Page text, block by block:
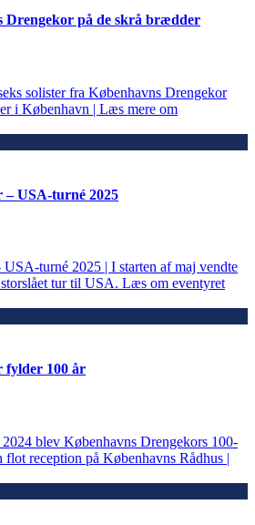
Drengekor på de skrå brædder
solister fra Københavns Drengekor
i København | Læs mere om
– USA-turné 2025
turné 2025 | I starten af maj vendte
tur til USA. Læs om eventyret
fylder 100 år
2024 blev Københavns Drengekors 100-
reception på Københavns Rådhus |